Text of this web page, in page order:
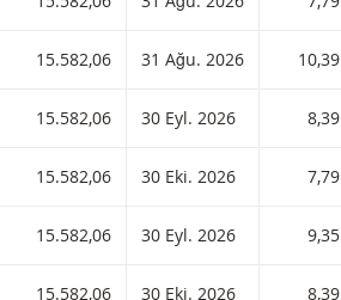
10,39 ISIN koduyla:
15.582,06 31 Ağu. 2026 10,39
8,39 ISIN koduyla:
15.582,06 30 Eyl. 2026 8,39
7,79 ISIN koduyla:
15.582,06 30 Eki. 2026 7,79
9,35 ISIN koduyla:
15.582,06 30 Eyl. 2026 9,35
8,39 ISIN koduyla:
15.582,06 30 Eki. 2026 8,39